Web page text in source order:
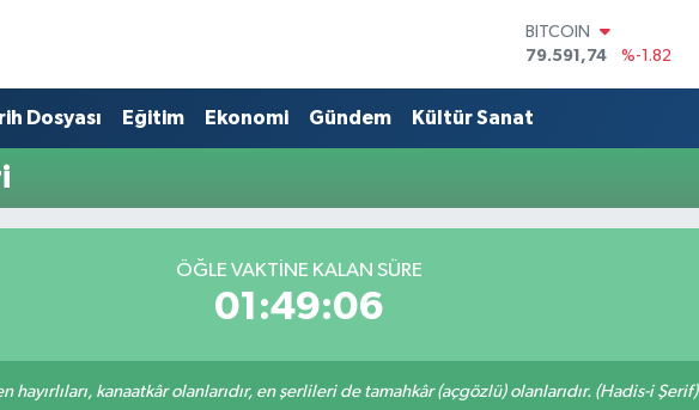
BITCOIN
79.591,74
%-1.82
EURO
53,38690
%0.19
Dosyası Eğitim Ekonomi Gündem Kültür Sanat
ÖĞLE VAKTİNE KALAN SÜRE
01:49:06
hayırlıları, kanaatkâr olanlarıdır, en şerlileri de tamahkâr (açgözlü) olanlarıdır. (Hadis-i Şerif)